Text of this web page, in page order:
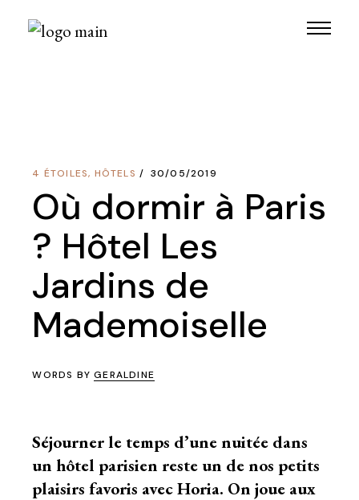
4 ÉTOILES, HÔTELS 30/05/2019
Où dormir à Paris
? Hôtel Les
Jardins de
Mademoiselle
WORDS BYGERALDINE
Séjourner le temps d’une nuitée dans
unhôtel parisien reste un de nos petits
plaisirs favoris avec Horia. On joue aux